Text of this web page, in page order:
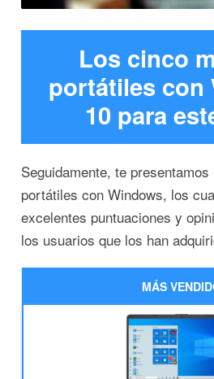
Los cinco
portátiles con
10 para
Seguidamente, te
portátiles con Windows, los
excelentes puntuaciones y
los usuarios que los han
MÁS